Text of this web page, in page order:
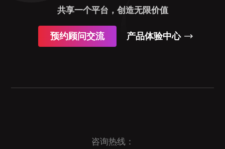
共享一个平台，创造无限价值
预约顾问交流 产品体验中心
咨询热线：